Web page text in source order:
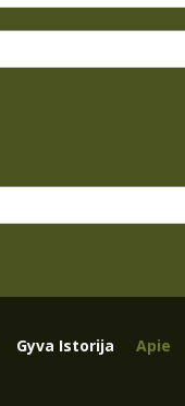
Gyva Istorija Apie